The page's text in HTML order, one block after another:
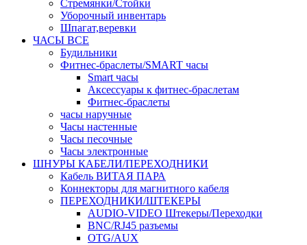
Стремянки/Стойки
Уборочный инвентарь
Шпагат,веревки
ЧАСЫ ВСЕ
Будильники
Фитнес-браслеты/SMART часы
Smart часы
Аксессуары к фитнес-браслетам
Фитнес-браслеты
часы наручные
Часы настенные
Часы песочные
Часы электронные
ШНУРЫ КАБЕЛИ/ПЕРЕХОДНИКИ
Кабель ВИТАЯ ПАРА
Коннекторы для магнитного кабеля
ПЕРЕХОДНИКИ/ШТЕКЕРЫ
AUDIO-VIDEO Штекеры/Переходки
BNC/RJ45 разъемы
OTG/AUX